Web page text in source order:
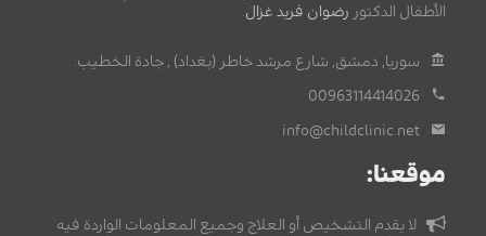
الأطفال الدكتور رضوان فريد غزال.
سوريا, دمشق, شارع مرشد خاطر (بغداد) , جادة الخطيب.
00963114414026
info@childclinic.net
موقعنا:
لا يقدم التشخيص أو العلاج وجميع المعلومات الواردة فيه